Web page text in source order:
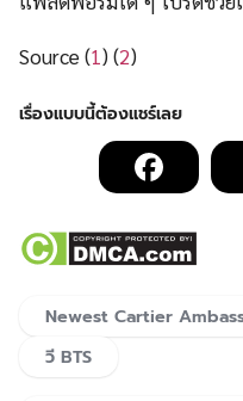
Source (1) (2)
Newest Cartier
วี BTS